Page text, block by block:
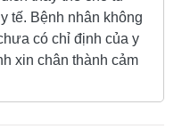
tế. Bệnh nhân không
có chỉ định của y
xin chân thành cảm